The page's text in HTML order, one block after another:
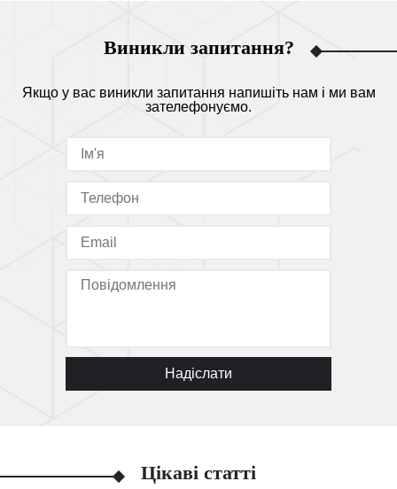
Виникли запитання?
Якщо у вас виникли запитання напишіть нам і ми вам
зателефонуємо.
Надіслати
Цікаві статті